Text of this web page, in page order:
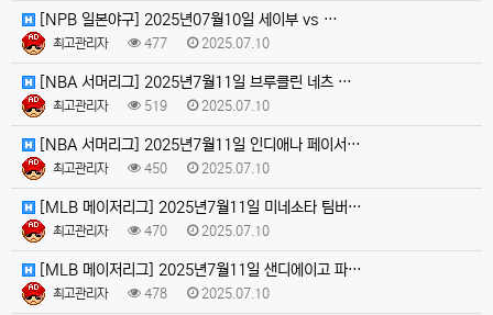
[NPB 일본야구] 2025년07월10일 세이부 vs …
최고관리자 477 2025.07.10
[NBA 서머리그] 2025년7월11일 브루클린 네츠 …
최고관리자 519 2025.07.10
[NBA 서머리그] 2025년7월11일 인디애나 페이서…
최고관리자 450 2025.07.10
[MLB 메이저리그] 2025년7월11일 미네소타 팀버…
최고관리자 470 2025.07.10
[MLB 메이저리그] 2025년7월11일 샌디에이고 파…
최고관리자 478 2025.07.10